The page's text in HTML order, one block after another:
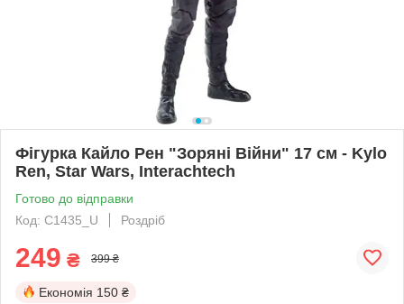
Фігурка Кайло Рен "Зоряні Війни" 17 см - Kylo
Ren, Star Wars, Interachtech
Готово до відправки
Код: C1435_U
Роздріб
249 ₴ 399 ₴
Економія 150 ₴